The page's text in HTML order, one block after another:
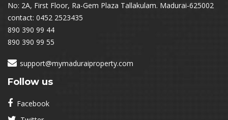
No: 2A, First Floor, Ra-Gem Plaza Tallakulam. Madurai-625002
contact: 0452 2523435
890 390 99 44
890 390 99 55
support@mymaduraiproperty.com
Follow us
Facebook